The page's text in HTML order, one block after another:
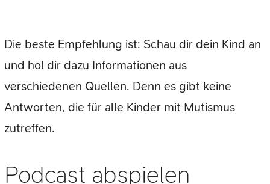
Die beste Empfehlung ist: Schau dir dein Kind an
und hol dir dazu Informationen aus
verschiedenen Quellen. Denn es gibt keine
Antworten, die für alle Kinder mit Mutismus
zutreffen.
Podcast abspielen